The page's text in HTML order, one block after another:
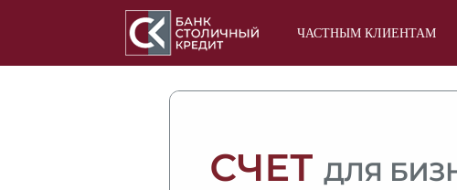
ЧАСТНЫМ КЛИЕНТАМ